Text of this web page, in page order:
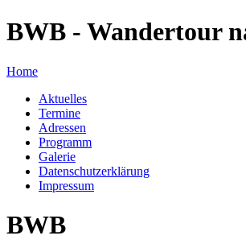
BWB - Wandertour
Home
Aktuelles
Termine
Adressen
Programm
Galerie
Datenschutzerklärung
Impressum
BWB